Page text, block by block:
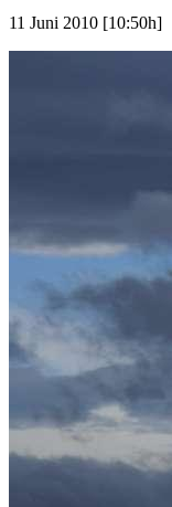
11 Juni 2010 [10:50h]